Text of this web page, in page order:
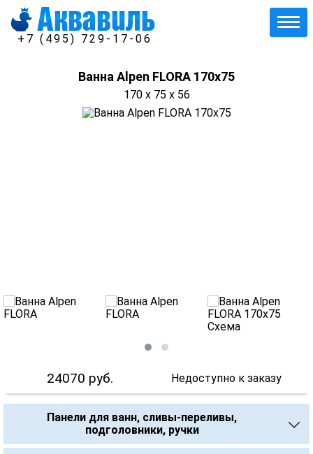
+7 (495) 729-17-06
Ванна Alpen FLORA 170x75
170 x 75 x 56
24070 руб. Недоступно к заказу
Панели для ванн, сливы-переливы,
подголовники, ручки